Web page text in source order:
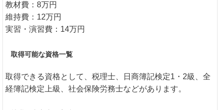
教材費：8万円
維持費：12万円
実習・演習費：14万円
取得可能な資格一覧
取得できる資格として、税理士、日商簿記検定1・2級、全
経簿記検定上級、社会保険労務士などがあります。